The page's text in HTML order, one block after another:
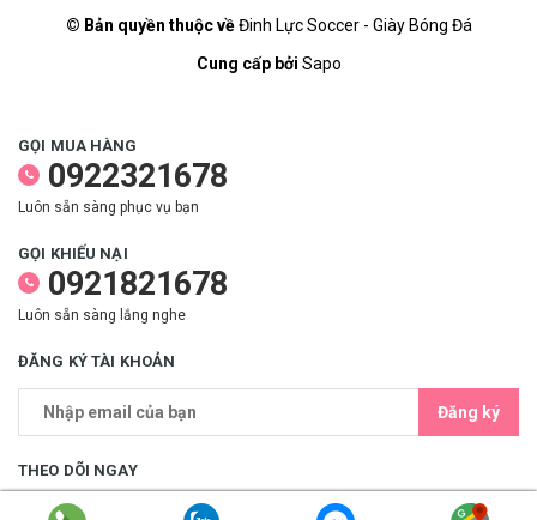
© Bản quyền thuộc vềĐinh Lực Soccer - Giày Bóng Đá
Cung cấp bởi Sapo
GỌI MUA HÀNG
0922321678
Luôn sẵn sàng phục vụ bạn
GỌI KHIẾU NẠI
0921821678
Luôn sẵn sàng lắng nghe
ĐĂNG KÝ TÀI KHOẢN
Đăng ký
THEO DÕI NGAY